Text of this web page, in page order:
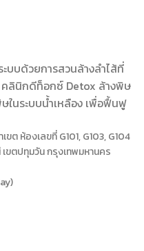
บบด้วยการสวนล้างลำไส้ที่
ลินิกดีท็อกซ์ Detox ล้างพิษ
ในระบบน้ำเหลือง เพื่อฟื้นฟู
ต ห้องเลขที่ G101, G103, G104
ขตปทุมวัน กรุงเทพมหานคร